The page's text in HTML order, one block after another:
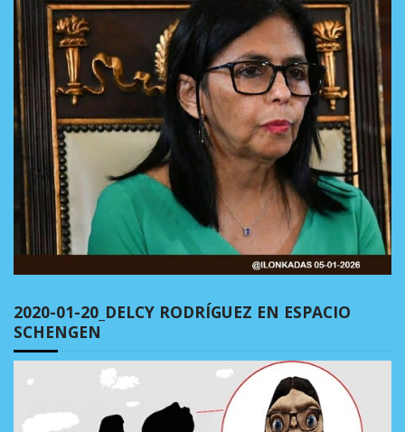
2020-01-20_DELCY RODRÍGUEZ EN ESPACIO
SCHENGEN